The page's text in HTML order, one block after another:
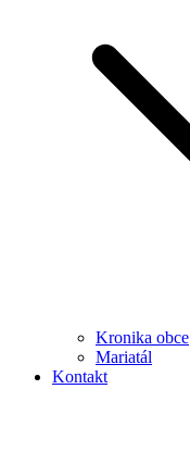
Kronika obce
Mariatál
Kontakt